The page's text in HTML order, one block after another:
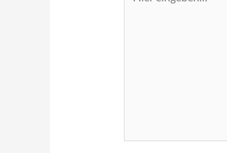
eingeben…